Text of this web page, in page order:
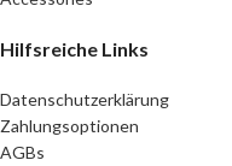
Hilfsreiche Links
Datenschutzerklärung
Zahlungsoptionen
AGBs